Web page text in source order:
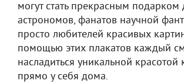
могут стать прекрасным подарком
астрономов, фанатов научной
просто любителей красивых
помощью этих плакатов каждый
насладиться уникальной красотой
прямо у себя дома.